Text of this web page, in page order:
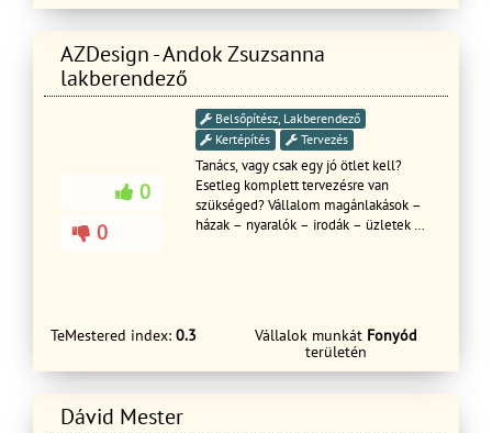
Szechenyi beruzasi hitelbol epito
vallalunk, hitel, tervezes, ingatlan
araink 130 ezertol 250 ezerig igeny es
minoseg szerint.
AZDesign - Andok Zsuzsanna
lakberendező
0
0
Belsőpítész, Lakberendező
Kertépítés
Tervezés
Tanács, vagy csak egy jó ötlet kell?
Esetleg komplett tervezésre van
szükséged? Vállalom magánlakások –
házak – nyaralók – irodák – üzletek –
TeMestered index: 0.3 Vállalok munkát Fonyód
területén
Dávid Mester